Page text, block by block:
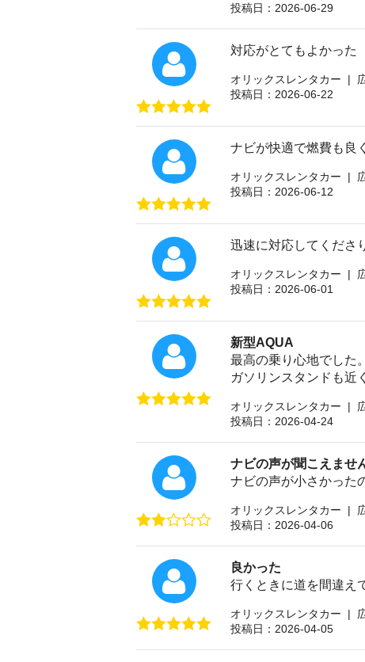
投稿日：2026-06-29
対応がとてもよかった
オリックスレンタカー |
投稿日：2026-06-22
ナビが快適で燃費も良
オリックスレンタカー |
投稿日：2026-06-12
迅速に対応してくださ
オリックスレンタカー |
投稿日：2026-06-01
新型AQUA
最高の乗り心地でした
ガソリンスタンドも近
オリックスレンタカー |
投稿日：2026-04-24
ナビの声が聞こえませ
ナビの声が小さかった
オリックスレンタカー |
投稿日：2026-04-06
良かった
行くときに道を間違え
オリックスレンタカー |
投稿日：2026-04-05